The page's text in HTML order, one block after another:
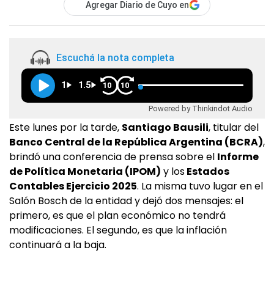
Agregar Diario de Cuyo en
Escuchá la nota completa
1 1.5 10 10
Powered by Thinkindot Audio
Este lunes por la tarde, Santiago Bausili, titular del
Banco Central de la República Argentina (BCRA),
brindó una conferencia de prensa sobre el Informe
de Política Monetaria (IPOM) y losEstados
Contables Ejercicio 2025. La misma tuvo lugar en el
Salón Bosch de la entidad y dejó dos mensajes: el
primero, es que el plan económico no tendrá
modificaciones. El segundo, es que la inflación
continuará a la baja.